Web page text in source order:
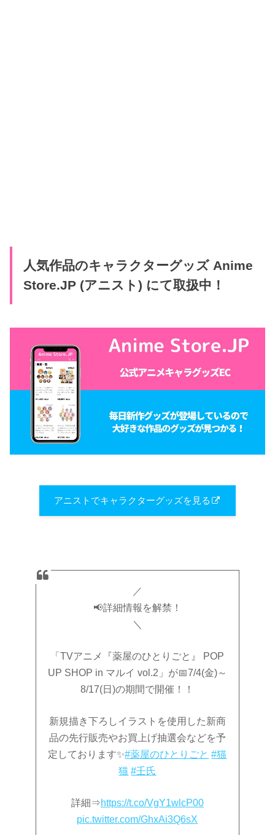
人気作品のキャラクターグッズ Anime
Store.JP (アニスト) にて取扱中！
アニストでキャラクターグッズを見る
／
📢詳細情報を解禁！
＼
「TVアニメ『薬屋のひとりごと』 POP
UP SHOP in マルイ vol.2」が📅7/4(金)～
8/17(日)の期間で開催！！
新規描き下ろしイラストを使用した新商
品の先行販売やお買上げ抽選会などを予
定しております✨#薬屋のひとりごと #猫
猫 #壬氏
詳細⇒https://t.co/VgY1wlcP00
pic.twitter.com/GhxAi3Q6sX